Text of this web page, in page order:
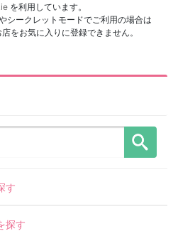
を利用しています。
シークレットモードでご利用の場合は
をお気に入りに登録できません。
す
探す